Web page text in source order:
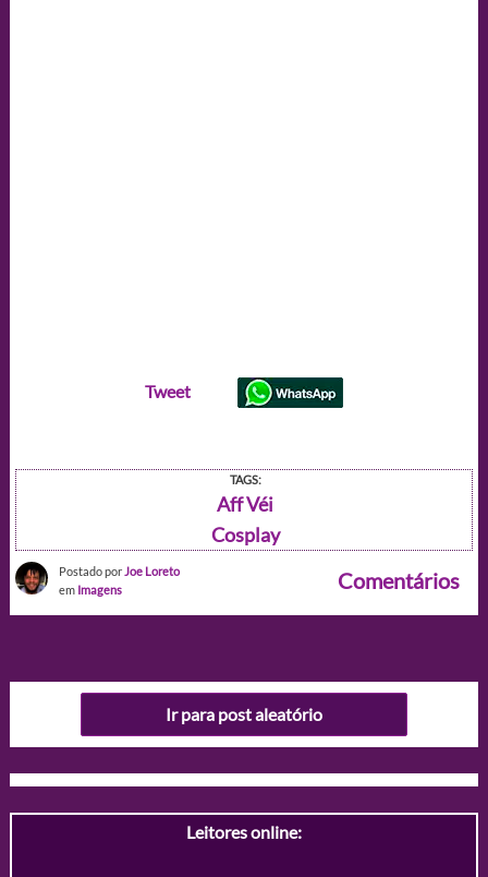
Tweet
TAGS:
Aff Véi
Cosplay
Postado por Joe Loreto
em Imagens Comentários
Ir para post aleatório
Leitores online: